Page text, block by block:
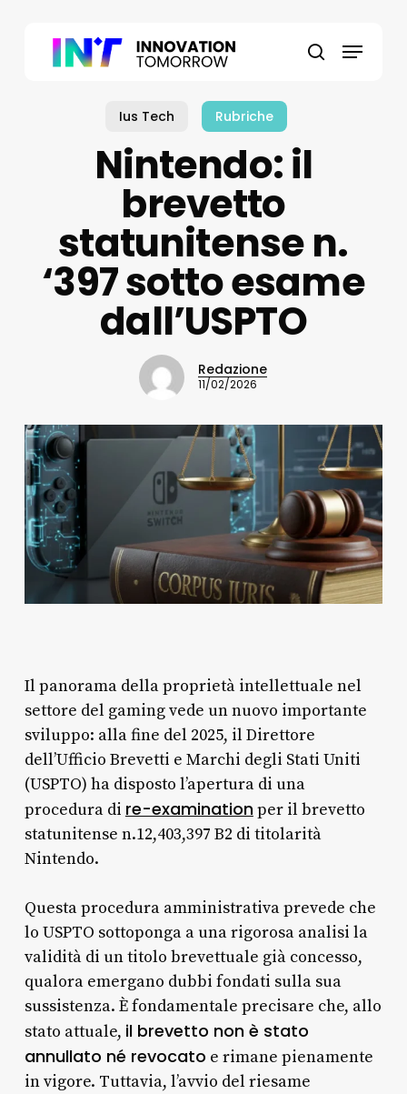
search
Menu
Ius Tech Rubriche
Nintendo: il
brevetto
statunitense n.
‘397 sotto esame
dall’USPTO
Redazione
11/02/2026
Il panorama della proprietà intellettuale nel
settore del gaming vede un nuovo importante
sviluppo: alla fine del 2025, il Direttore
dell’Ufficio Brevetti e Marchi degli Stati Uniti
(USPTO) ha disposto l’apertura di una
procedura di re-examinationper il brevetto
statunitense n.12,403,397 B2 di titolarità
Nintendo.
Questa procedura amministrativa prevede che
lo USPTO sottoponga a una rigorosa analisi la
validità di un titolo brevettuale già concesso,
qualora emergano dubbi fondati sulla sua
sussistenza. È fondamentale precisare che, allo
stato attuale, il brevetto non è stato
annullato né revocato e rimane pienamente
in vigore. Tuttavia, l’avvio del riesame